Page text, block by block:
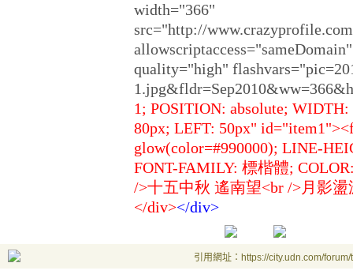
width="366"
src="http://
quality="high"
1; POSITION: absolute;
80px; LEFT: 50px"
glow(color=#990000); LINE-
FONT-FAMILY: 標楷體;
/>十五中秋 遙南望<br />月影盪
</div></div>
引用網址：https://city.udn.com/